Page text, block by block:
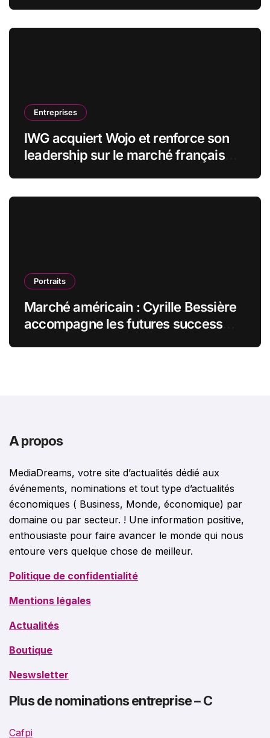
Entreprises
IWG acquiert Wojo et renforce son
leadership sur le marché français
Portraits
Marché américain : Cyrille Bessière
accompagne les futures success
A propos
MediaDreams, votre site d’actualités dédié aux
événements, nominations et tout type d’actualités
économiques ( Business, Monde, économique) par
domaine ou par secteur. ! Une information positive,
enthousiaste pour faire avancer le monde qui nous
entoure vers quelque chose de meilleur.
Politique de confidentialité
Mentions légales
Actualités
Boutique
Neswsletter
Plus de nominations entreprise – C
Cafpi